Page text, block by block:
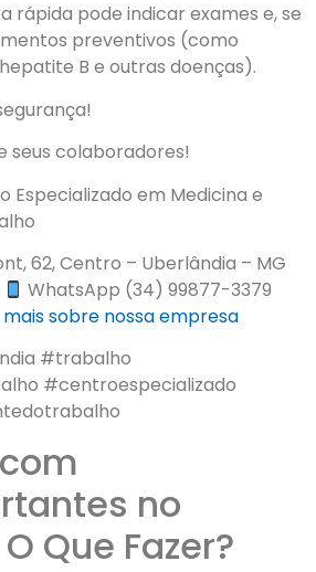
rápida pode indicar exames e, se
preventivos (como
B e outras doenças).
seus colaboradores!
Especializado em Medicina e
62, Centro – Uberlândia – MG
WhatsApp (34) 99877-3379
sobre nossa empresa
#trabalho
#centroespecializado
no
Que Fazer?